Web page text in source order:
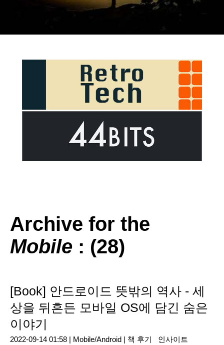
Archive for the
Mobile : (28)
[Book] 안드로이드 뜻밖의 역사 - 세
상을 뒤흔든 모바일 OS에 담긴 숨은
이야기
2022-09-14 01:58 | Mobile/Android | 책 후기
인사이트